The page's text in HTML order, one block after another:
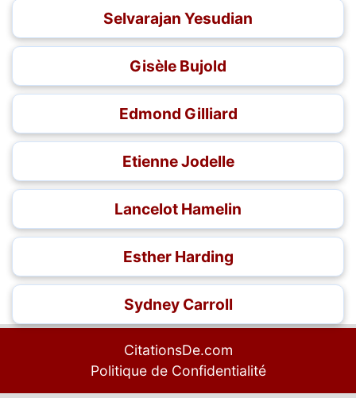
Selvarajan Yesudian
Gisèle Bujold
Edmond Gilliard
Etienne Jodelle
Lancelot Hamelin
Esther Harding
Sydney Carroll
CitationsDe.com
Politique de Confidentialité